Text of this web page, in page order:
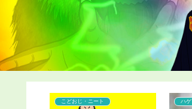
こどおじ・ニート ハゲ